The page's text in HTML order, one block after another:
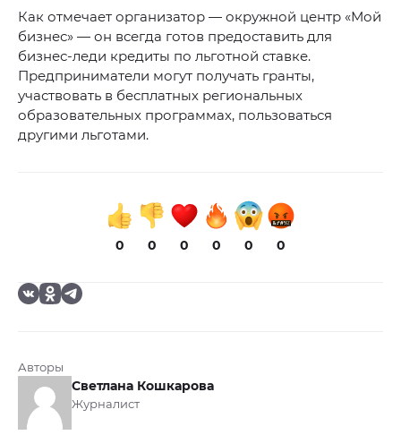
Как отмечает организатор — окружной центр «Мой
бизнес» — он всегда готов предоставить для
бизнес-леди кредиты по льготной ставке.
Предприниматели могут получать гранты,
участвовать в бесплатных региональных
образовательных программах, пользоваться
другими льготами.
0 0 0 0 0 0
Авторы
Светлана Кошкарова
Журналист